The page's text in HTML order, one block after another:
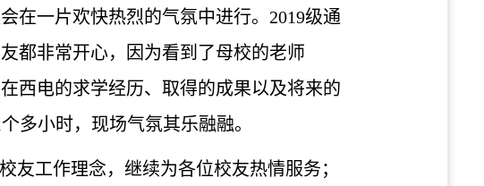
在一片欢快热烈的气氛中进行。 2019级通
都非常开心，因为看到了母校的老师
西电的求学经历、取得的成果以及将来的
多小时，现场气氛其乐融融。
友工作理念，继续为各位校友热情服务；